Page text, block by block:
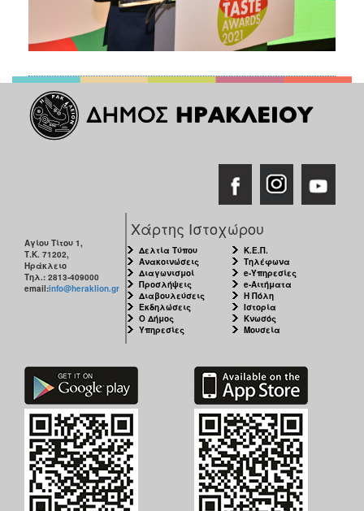
Αγίου Τίτου 1,
Τ.Κ. 71202,
Ηράκλειο
Τηλ.: 2813-409000
email:info@heraklion.gr
Χάρτης Ιστοχώρου
Δελτία Τύπου
Ανακοινώσεις
Διαγωνισμοί
Προσλήψεις
Διαβουλεύσεις
Εκδηλώσεις
Ο Δήμος
Υπηρεσίες
Κ.Ε.Π.
Τηλέφωνα
e-Υπηρεσίες
e-Αιτήματα
Η Πόλη
Ιστορία
Κνωσός
Μουσεία